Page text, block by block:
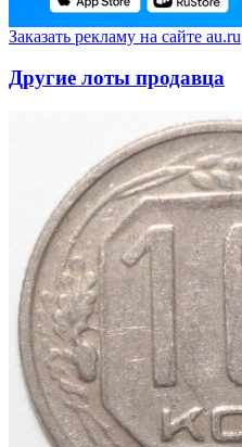
Заказать рекламу на сайте au.ru
Другие лоты продавца